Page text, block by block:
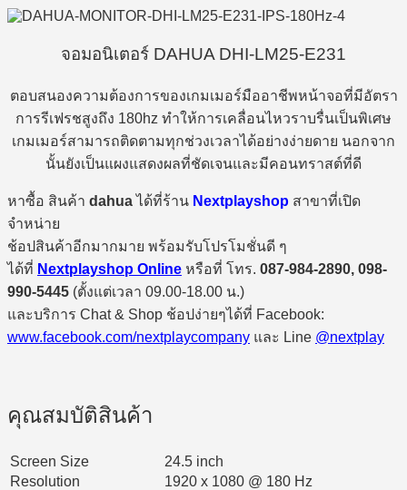
จอมอนิเตอร์ DAHUA DHI-LM25-E231
ตอบสนองความต้องการของเกมเมอร์มืออาชีพหน้าจอที่มีอัตรา
การรีเฟรชสูงถึง 180hz ทำให้การเคลื่อนไหวราบรื่นเป็นพิเศษ
เกมเมอร์สามารถติดตามทุกช่วงเวลาได้อย่างง่ายดาย นอกจาก
นั้นยังเป็นแผงแสดงผลที่ชัดเจนและมีคอนทราสต์ที่ดี
หาซื้อ สินค้า dahuaได้ที่ร้าน Nextplayshop สาขาที่เปิด
จำหน่าย
ช้อปสินค้าอีกมากมาย พร้อมรับโปรโมชั่นดี ๆ
ได้ที่ Nextplayshop Online หรือที่ โทร. 087-984-2890, 098-
990-5445 (ตั้งแต่เวลา 09.00-18.00 น.)
และบริการ Chat & Shop ช้อปง่ายๆได้ที่ Facebook:
www.facebook.com/nextplaycompany และ Line @nextplay
คุณสมบัติสินค้า
Screen Size
24.5 inch
Resolution
1920 x 1080 @ 180 Hz